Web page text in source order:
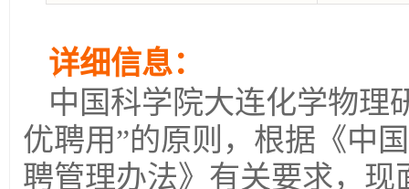
详细信息：
中国科学院大连化学物理
优聘用”的原则，根据《中
聘管理办法》有关要求，